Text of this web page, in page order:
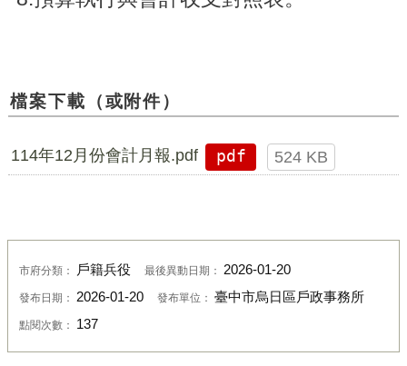
檔案下載（或附件）
114年12月份會計月報.pdf pdf 524 KB
市府分類： 戶籍兵役 最後異動日期： 2026-01-20
發布日期： 2026-01-20 發布單位： 臺中市烏日區戶政事務所
點閱次數： 137